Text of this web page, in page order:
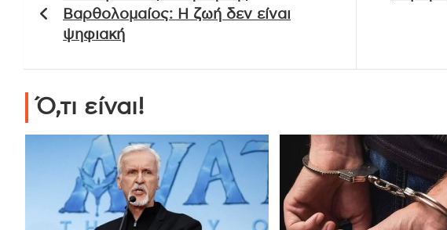
άρθρων
Βαρθολομαίος: Η ζωή δεν είναι
ψηφιακή
Ό,τι είναι!